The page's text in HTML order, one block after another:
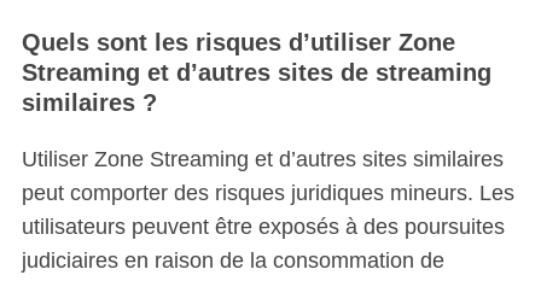
Quels sont les risques d’utiliser Zone
Streaming et d’autres sites de streaming
similaires ?
Utiliser Zone Streaming et d’autres sites similaires
peut comporter des risques juridiques mineurs. Les
utilisateurs peuvent être exposés à des poursuites
judiciaires en raison de la consommation de